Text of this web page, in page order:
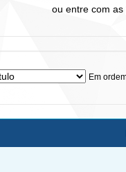
ou entre com
Em